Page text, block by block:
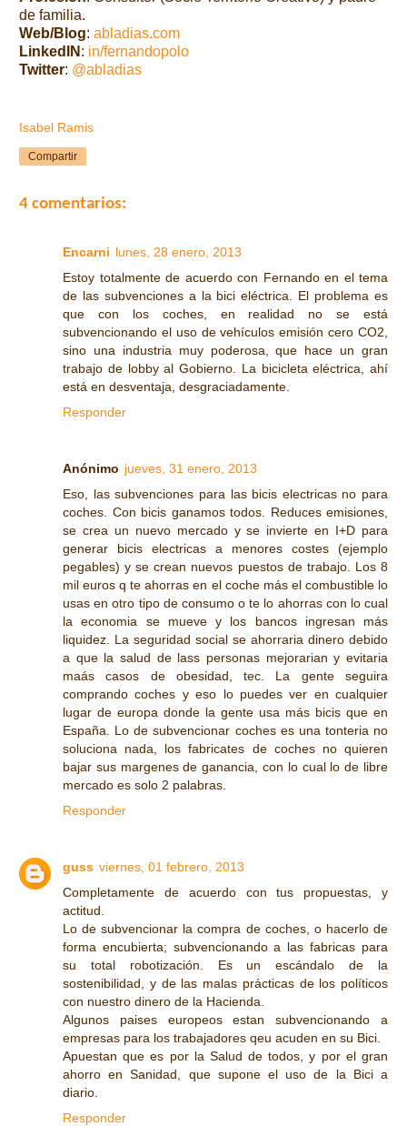
de familia.
Web/Blog: abladias.com
LinkedIN : in/fernandopolo
Twitter: @abladias
Isabel Ramis
Compartir
4 comentarios:
Encarni lunes, 28 enero, 2013
Estoy totalmente de acuerdo con Fernando en el tema
de las subvenciones a la bici eléctrica. El problema es
que con los coches, en realidad no se está
subvencionando el uso de vehículos emisión cero CO2,
sino una industria muy poderosa, que hace un gran
trabajo de lobby al Gobierno. La bicicleta eléctrica, ahí
está en desventaja, desgraciadamente.
Responder
Anónimo jueves, 31 enero, 2013
Eso, las subvenciones para las bicis electricas no para
coches. Con bicis ganamos todos. Reduces emisiones,
se crea un nuevo mercado y se invierte en I+D para
generar bicis electricas a menores costes (ejemplo
pegables) y se crean nuevos puestos de trabajo. Los 8
mil euros q te ahorras en el coche más el combustible lo
usas en otro tipo de consumo o te lo ahorras con lo cual
la economia se mueve y los bancos ingresan más
liquidez. La seguridad social se ahorraria dinero debido
a que la salud de lass personas mejorarian y evitaria
maás casos de obesidad, tec. La gente seguira
comprando coches y eso lo puedes ver en cualquier
lugar de europa donde la gente usa más bicis que en
España. Lo de subvencionar coches es una tonteria no
soluciona nada, los fabricates de coches no quieren
bajar sus margenes de ganancia, con lo cual lo de libre
mercado es solo 2 palabras.
Responder
guss viernes, 01 febrero, 2013
Completamente de acuerdo con tus propuestas, y
actitud.
Lo de subvencionar la compra de coches, o hacerlo de
forma encubierta; subvencionando a las fabricas para
su total robotización. Es un escándalo de la
sostenibilidad, y de las malas prácticas de los políticos
con nuestro dinero de la Hacienda.
Algunos paises europeos estan subvencionando a
empresas para los trabajadores qeu acuden en su Bici.
Apuestan que es por la Salud de todos, y por el gran
ahorro en Sanidad, que supone el uso de la Bici a
diario.
Responder